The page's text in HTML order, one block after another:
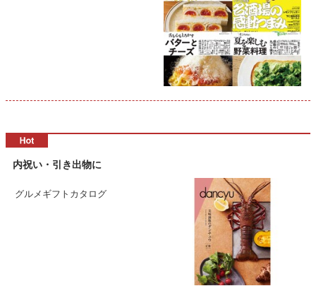
内祝い・引き出物に
グルメギフトカタログ